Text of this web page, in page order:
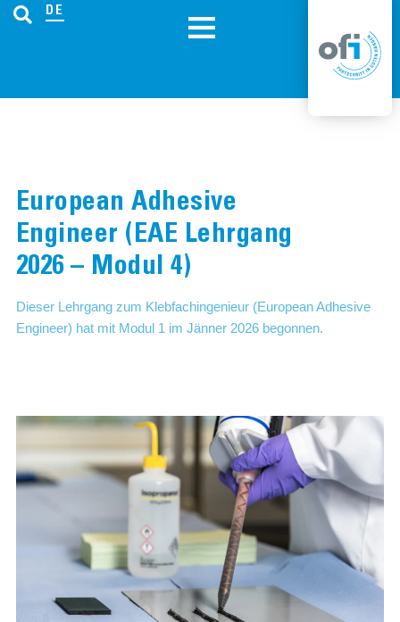
DE
European Adhesive
Engineer (EAE Lehrgang
2026 – Modul 4)
Dieser Lehrgang zum Klebfachingenieur (European Adhesive
Engineer) hat mit Modul 1 im Jänner 2026 begonnen.